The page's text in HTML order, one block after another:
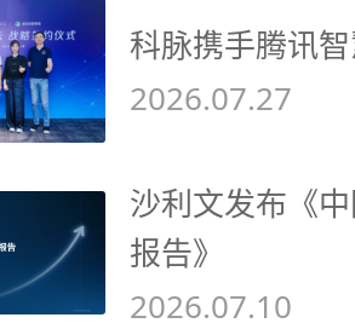
科脉携手腾讯
2026.07.27
沙利文发布《
报告》
2026.07.10